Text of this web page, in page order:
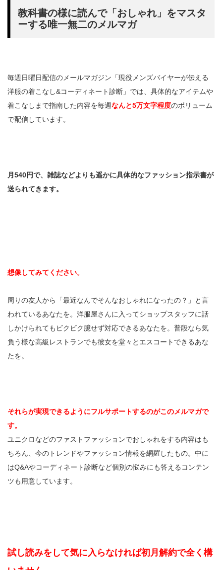
教科書の様に読んで「おしゃれ」をマスタ
ーする唯一無二のメルマガ
毎週日曜日配信のメールマガジン「現役メンズバイヤーが伝える
洋服の着こなし&コーディネート診断」では、具体的なアイテムや
着こなしまで指南した内容を毎週なんと5万文字程度のボリューム
で配信しています。
月540円で、雑誌などよりも遥かに具体的なファッション指示書が
送られてきます。
想像してみてください。
周りの友人から「最近なんでそんなおしゃれになったの？」と言
われているあなたを。洋服屋さんに入ってショップスタッフに話
しかけられてもビクビク臆せず対応できるあなたを。普段なら気
負う様な高級レストランでも彼女を堂々とエスコートできるあな
たを。
それらが実現できるようにフルサポートするのがこのメルマガで
す。
ユニクロなどのファストファッションでおしゃれをする内容はも
ちろん、今のトレンドやファッション情報を網羅したもの。中に
はQ&Aやコーディネート診断など個別の悩みにも答えるコンテン
ツも用意しています。
試し読みをして気に入らなければ初月解約で全く構